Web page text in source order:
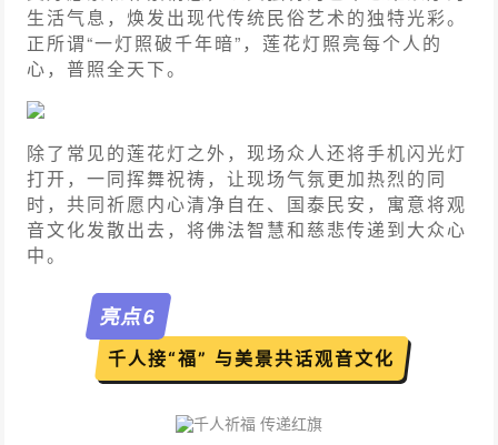
生活气息，焕发出现代传统民俗艺术的独特光彩。
正所谓“一灯照破千年暗”，莲花灯照亮每个人的
心，普照全天下。
除了常见的莲花灯之外，现场众人还将手机闪光灯
打开，一同挥舞祝祷，让现场气氛更加热烈的同
时，共同祈愿内心清净自在、国泰民安，寓意将观
音文化发散出去，将佛法智慧和慈悲传递到大众心
中。
亮点6
千人接“福” 与美景共话观音文化
千人祈福 传递红旗